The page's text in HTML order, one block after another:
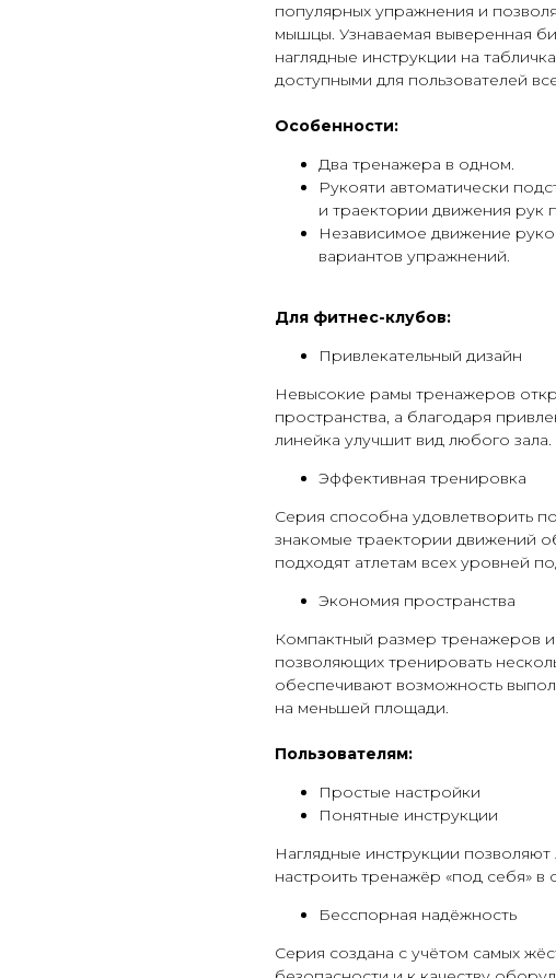
популярных упражнения и
мышцы. Узнаваемая выверенная
наглядные инструкции на
доступными для пользователей
Особенности:
Два тренажера в одном.
Рукояти автоматически
и траектории движения рук
Независимое движение
вариантов упражнений.
Для фитнес-клубов:
Привлекательный дизайн
Невысокие рамы тренажеров
пространства, а благодаря
линейка улучшит вид любого зала.
Эффективная тренировка
Серия способна удовлетворить
знакомые траектории движений
подходят атлетам всех уровней
Экономия пространства
Компактный размер тренажеров
позволяющих тренировать
обеспечивают возможность
на меньшей площади.
Пользователям:
Простые настройки
Понятные инструкции
Наглядные инструкции позволяют
настроить тренажёр «под себя» в
Бесспорная надёжность
Серия создана с учётом самых